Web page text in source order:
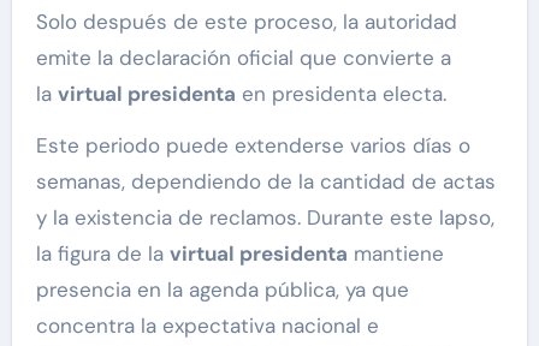
Solo después de este proceso, la autoridad
emite la declaración oficial que convierte a
la virtual presidenta en presidenta electa.
Este periodo puede extenderse varios días o
semanas, dependiendo de la cantidad de actas
y la existencia de reclamos. Durante este lapso,
la figura de la virtual presidenta mantiene
presencia en la agenda pública, ya que
concentra la expectativa nacional e